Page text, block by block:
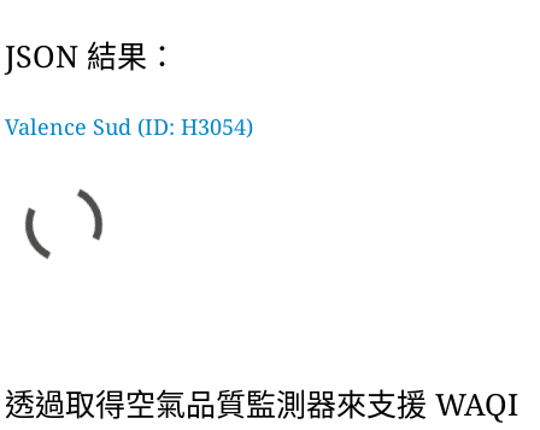
JSON 結果：
Valence Sud (ID: H3054)
透過取得空氣品質監測器來支援 WAQI